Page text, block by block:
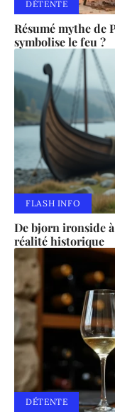
DÉTENTE
Résumé mythe de
symbolise le feu ?
FLASH INFO
De bjorn ironside
réalité historique
DÉTENTE